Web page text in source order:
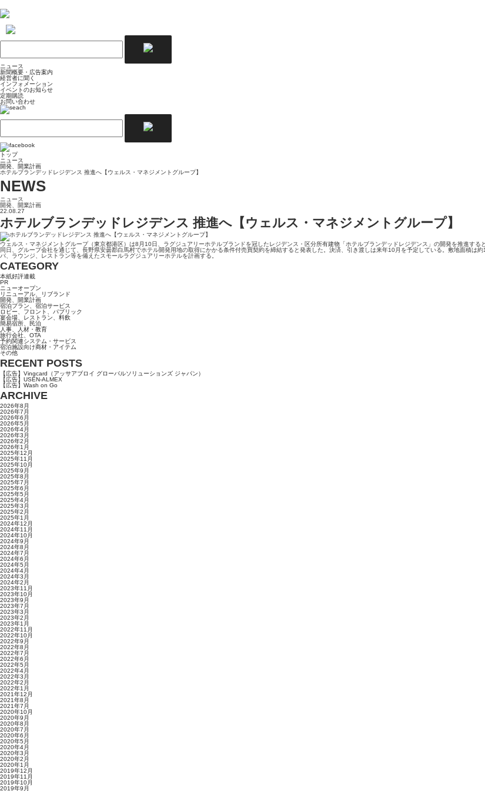
ニュース
新聞概要・広告案内
経営者に聞く
インフォメーション
イベントのお知らせ
定期購読
お問い合わせ
トップ
ニュース
開発、開業計画
ホテルブランデッドレジデンス 推進へ【ウェルス・マネジメントグループ】
NEWS
ニュース
開発、開業計画
22.08.27
ホテルブランデッドレジデンス 推進へ【ウェルス・マネジメントグループ】
ウェルス・マネジメントグループ（東京都港区）は8月10日、ラグジュアリーホテルブランドを冠したレジデンス・区分所有建物「ホテルブランデッドレジデンス」の開発を推進する
同日、グループ会社を通じて、長野県安曇郡白馬村でホテル開発用地の取得にかかる条件付売買契約を締結すると発表した。決済、引き渡しは来年10月を予定している。敷地面積
パ、ラウンジ、レストラン等を備えたスモールラグジュアリーホテルを計画する。
CATEGORY
本紙好評連載
PR
ニューオープン
リニューアル、リブランド
開発、開業計画
宿泊プラン、宿泊サービス
ロビー、フロント、パブリック
宴会場、レストラン、料飲
簡易宿所、民泊
人事、人材・教育
旅行会社、OTA
予約関連システム・サービス
宿泊施設向け商材・アイテム
その他
RECENT POSTS
【広告】Vingcard（アッサアブロイ グローバルソリューションズ ジャパン）
【広告】USEN-ALMEX
【広告】Wash on Go
ARCHIVE
2026年8月
2026年7月
2026年6月
2026年5月
2026年4月
2026年3月
2026年2月
2026年1月
2025年12月
2025年11月
2025年10月
2025年9月
2025年8月
2025年7月
2025年6月
2025年5月
2025年4月
2025年3月
2025年2月
2025年1月
2024年12月
2024年11月
2024年10月
2024年9月
2024年8月
2024年7月
2024年6月
2024年5月
2024年4月
2024年3月
2024年2月
2023年11月
2023年10月
2023年9月
2023年7月
2023年3月
2023年2月
2023年1月
2022年11月
2022年10月
2022年9月
2022年8月
2022年7月
2022年6月
2022年5月
2022年4月
2022年3月
2022年2月
2022年1月
2021年12月
2021年8月
2021年7月
2020年10月
2020年9月
2020年8月
2020年7月
2020年6月
2020年5月
2020年4月
2020年3月
2020年2月
2020年1月
2019年12月
2019年11月
2019年10月
2019年9月